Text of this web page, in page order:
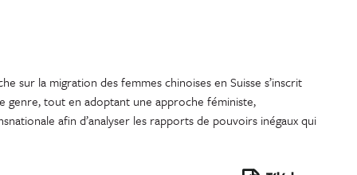
sur la migration des femmes chinoises en Suisse s’inscrit
genre, tout en adoptant une approche féministe,
afin d’analyser les rapports de pouvoirs inégaux qui